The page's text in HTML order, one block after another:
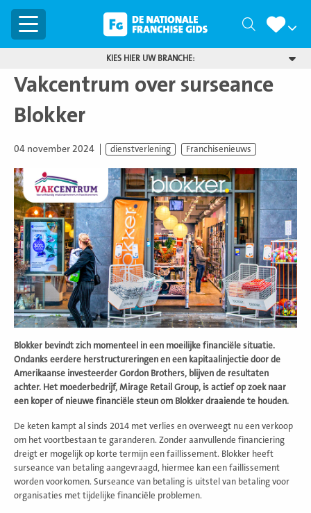
Menu Zoeken
KIES HIER UW BRANCHE:
Vakcentrum over surseance
Blokker
04 november 2024 dienstverlening Franchisenieuws
Blokker bevindt zich momenteel in een moeilijke financiële situatie.
Ondanks eerdere herstructureringen en een kapitaalinjectie door de
Amerikaanse investeerder Gordon Brothers, blijven de resultaten
achter. Het moederbedrijf, Mirage Retail Group, is actief op zoek naar
een koper of nieuwe financiële steun om Blokker draaiende te houden.
De keten kampt al sinds 2014 met verlies en overweegt nu een verkoop
om het voortbestaan te garanderen. Zonder aanvullende financiering
dreigt er mogelijk op korte termijn een faillissement. Blokker heeft
surseance van betaling aangevraagd, hiermee kan een faillissement
worden voorkomen. Surseance van betaling is uitstel van betaling voor
organisaties met tijdelijke financiële problemen.